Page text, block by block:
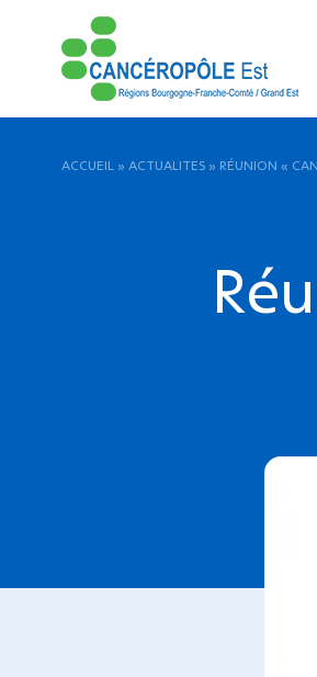
ACCUEIL » ACTUALITES » RÉUNION «